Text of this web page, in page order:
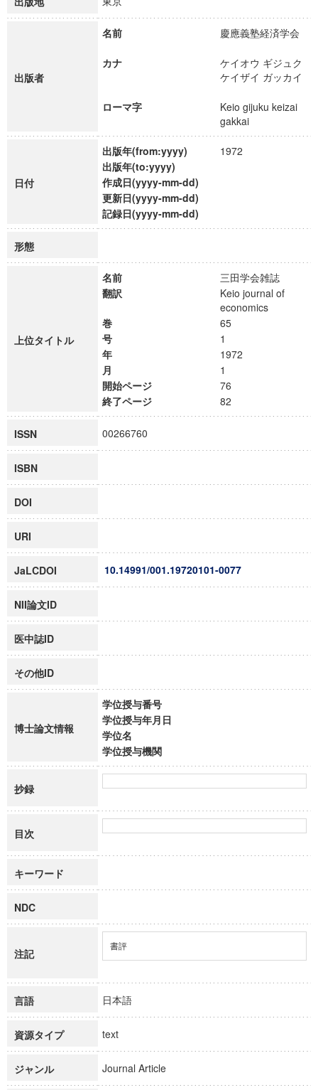
出版者
名前 慶應義塾経済学会
カナ
ケイオウ ギジュク
ケイザイ ガッカイ
ローマ字
Keio gijuku keizai
gakkai
日付
出版年(from:yyyy)
1972
出版年(to:yyyy)
作成日(yyyy-mm-dd)
更新日(yyyy-mm-dd)
記録日(yyyy-mm-dd)
形態
上位タイトル
名前
三田学会雑誌
翻訳
Keio journal of
economics
巻
65
号
1
年
1972
月
1
開始ページ
76
終了ページ
82
ISSN 00266760
ISBN
DOI
URI
JaLCDOI 10.14991/001.19720101-0077
NII論文ID
医中誌ID
その他ID
博士論文情報
学位授与番号
学位授与年月日
学位名
学位授与機関
抄録
目次
キーワード
NDC
注記
書評
言語 日本語
資源タイプ text
ジャンル Journal Article